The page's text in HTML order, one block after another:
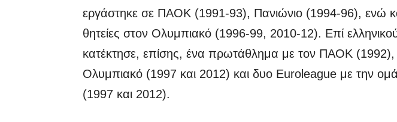
εργάστηκε σε ΠΑΟΚ (1991-93), Πανιώνιο (1994-96), ενώ
θητείες στον Ολυμπιακό (1996-99, 2010-12). Επί
κατέκτησε, επίσης, ένα πρωτάθλημα με τον ΠΑΟΚ
Ολυμπιακό (1997 και 2012) και δυο Euroleague με την
(1997 και 2012).